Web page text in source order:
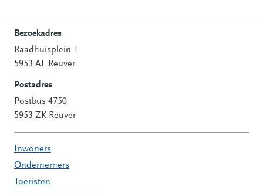
Contactinformatie
Bezoekadres
Raadhuisplein 1
5953 AL Reuver
Postadres
Postbus 4750
5953 ZK Reuver
Inwoners
Ondernemers
Toeristen